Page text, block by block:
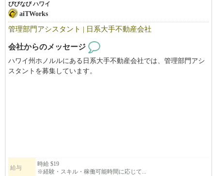
びびなび ハワイ
aiTWorks
管理部門アシスタント | 日系大手不動産会社
会社からのメッセージ
ハワイ州ホノルルにある日系大手不動産会社では、管理部門アシ
スタントを募集しています。
給与
時給 $19
※経験・スキル・稼働可能時間に応じて...